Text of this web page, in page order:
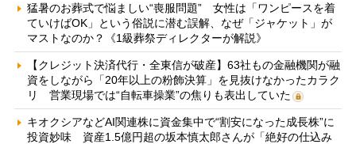
猛暑のお葬式で悩ましい“喪服問題” 女性は「ワンピースを着
ていけばOK」という俗説に潜む誤解、なぜ「ジャケット」が
マストなのか？《1級葬祭ディレクターが解説》
【クレジット決済代行・全東信が破産】63社もの金融機関が融
資をしながら「20年以上の粉飾決算」を見抜けなかったカラク
リ 営業現場では“自転車操業”の焦りも表出していた
キオクシアなどAI関連株に資金集中で“割安になった成長株”に
投資妙味 資産1.5億円超の坂本慎太郎さんが「絶好の仕込み